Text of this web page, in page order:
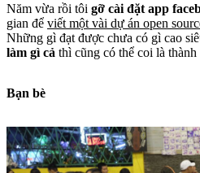
Năm vừa rồi tôi gỡ cài đặt app
gian để viết một vài dự án open
Những gì đạt được chưa có gì cao
làm gì cả thì cũng có thể coi là
Bạn bè